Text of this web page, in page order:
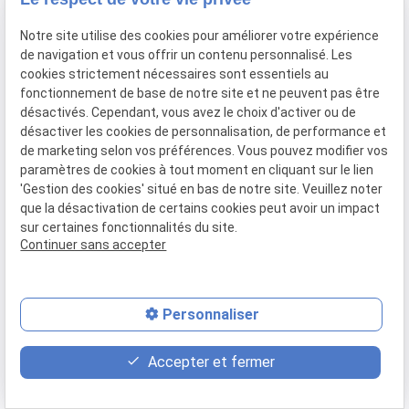
Honoraires
Prestations
Recouvrement de créances
Saisie immobilière
Procédure collective
Droit bancaire
Voies d'exécution
Ventes aux enchères
Postulation
place
Plan d'accès
contact_page
Contact
phone
01 88 24 54 10
Notre site utilise des cookies pour améliorer votre expérience
de navigation et vous offrir un contenu personnalisé. Les
cookies strictement nécessaires sont essentiels au
fonctionnement de base de notre site et ne peuvent pas être
désactivés. Cependant, vous avez le choix d'activer ou de
désactiver les cookies de personnalisation, de performance et
de marketing selon vos préférences. Vous pouvez modifier vos
paramètres de cookies à tout moment en cliquant sur le lien
'Gestion des cookies' situé en bas de notre site. Veuillez noter
que la désactivation de certains cookies peut avoir un impact
sur certaines fonctionnalités du site.
Continuer sans accepter
Personnaliser
Accepter et fermer